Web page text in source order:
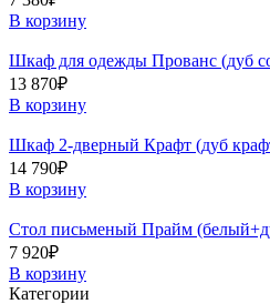
В корзину
Шкаф для одежды Прованс (дуб
13 870₽
В корзину
Шкаф 2-дверный Крафт (дуб
14 790₽
В корзину
Стол письменый Прайм
7 920₽
В корзину
Категории